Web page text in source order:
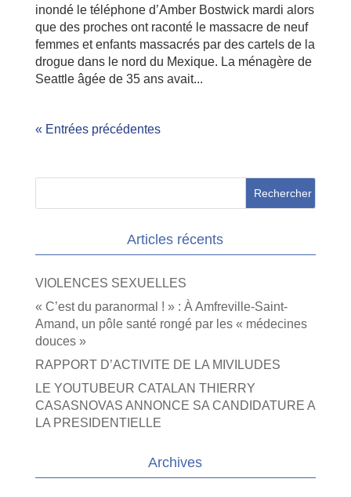
inondé le téléphone d’Amber Bostwick mardi alors
que des proches ont raconté le massacre de neuf
femmes et enfants massacrés par des cartels de la
drogue dans le nord du Mexique. La ménagère de
Seattle âgée de 35 ans avait...
« Entrées précédentes
Articles récents
VIOLENCES SEXUELLES
« C’est du paranormal ! » : À Amfreville-Saint-
Amand, un pôle santé rongé par les « médecines
douces »
RAPPORT D’ACTIVITE DE LA MIVILUDES
LE YOUTUBEUR CATALAN THIERRY
CASASNOVAS ANNONCE SA CANDIDATURE A
LA PRESIDENTIELLE
Archives